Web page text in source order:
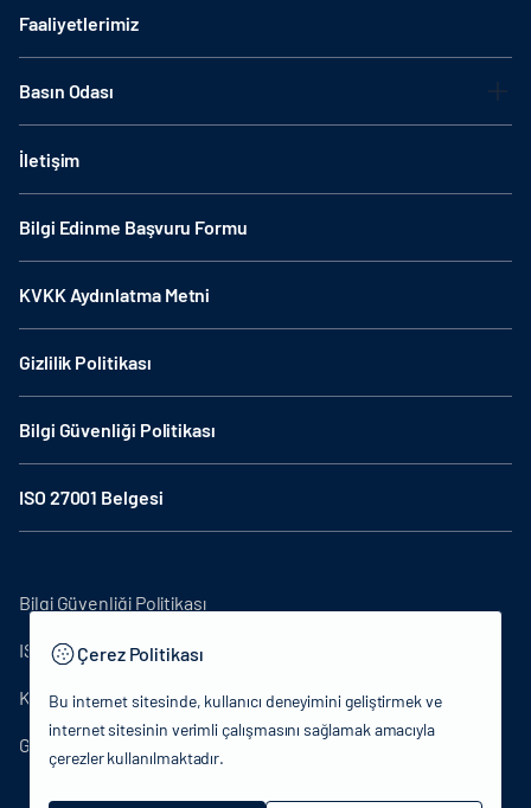
Faaliyetlerimiz
Basın Odası
İletişim
Bilgi Edinme Başvuru Formu
KVKK Aydınlatma Metni
Gizlilik Politikası
Bilgi Güvenliği Politikası
ISO 27001 Belgesi
Bilgi Güvenliği Politikası
ISO27001
KVKK Aydınlatma Metni
Gizlilik Politikası
Çerez Politikası
Bu internet sitesinde, kullanıcı deneyimini geliştirmek ve
internet sitesinin verimli çalışmasını sağlamak amacıyla
çerezler kullanılmaktadır.